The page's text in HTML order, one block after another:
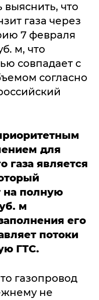
что
газа через
7 февраля
м, что
совпадает с
согласно
для
газа является
на полную
м
его
потоки
ГТС.
газопровод
не